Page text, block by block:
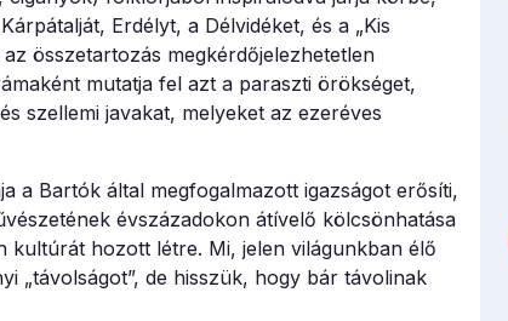
Erdélyt, a Délvidéket, és a „Kis
összetartozás megkérdőjelezhetetlen
mutatja fel azt a paraszti örökséget,
szellemi javakat, melyeket az ezeréves
a Bartók által megfogalmazott igazságot erősíti,
évszázadokon átívelő kölcsönhatása
kultúrát hozott létre. Mi, jelen világunkban élő
„távolságot”, de hisszük, hogy bár távolinak